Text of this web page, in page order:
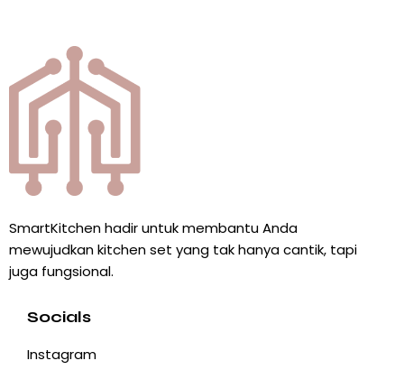
SmartKitchen hadir untuk membantu Anda
mewujudkan kitchen set yang tak hanya cantik, tapi
juga fungsional.
Socials
Instagram